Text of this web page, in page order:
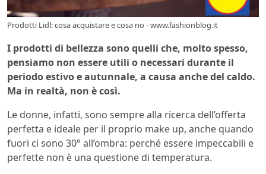
Prodotti Lidl: cosa acquistare e cosa no - www.fashionblog.it
I prodotti di bellezza sono quelli che, molto spesso,
pensiamo non essere utili o necessari durante il
periodo estivo e autunnale, a causa anche del caldo.
Ma in realtà, non è così.
Le donne, infatti, sono sempre alla ricerca dell’offerta
perfetta e ideale per il proprio make up, anche quando
fuori ci sono 30° all’ombra: perché essere impeccabili e
perfette non è una questione di temperatura.